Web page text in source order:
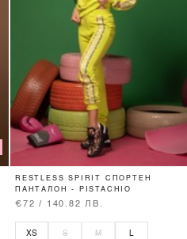
RESTLESS SPIRIT СПОРТЕН
ПАНТАЛОН - PISTACHIO
€72 / 140.82 ЛВ.
XS S M L